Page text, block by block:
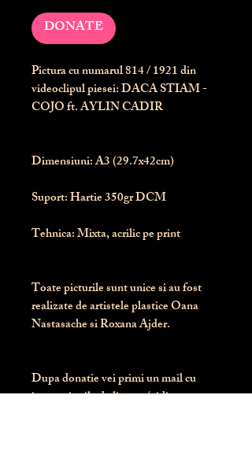
DONATE
Pictura cu numarul814/ 1921 din
videoclipul piesei: DACA STIAM -
COJO ft. AYLIN CADIR
Dimensiuni: A3 (29.7x42cm)
Suport: Hartie 350gr DCM
Tehnica: Mixta, acrilic pe print
Toate picturile sunt unice si au fost
realizate de artistele plastice Oana
Nastasache si Roxana Ajder.
Dupa donatie vei primi un mail cu
instructiunile de livrare / ridicare.